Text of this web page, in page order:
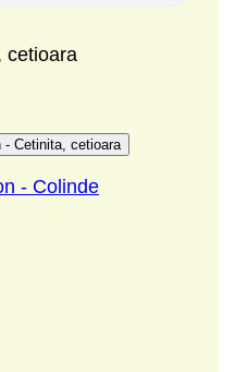
cetioara
- Cetinita, cetioara
- Colinde